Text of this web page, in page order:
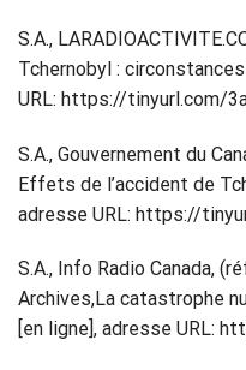
S.A.,
Tchernobyl :
URL: https://tinyurl.com/
S.A., Gouvernement du
Effets de l’accident de
adresse URL: https://
S.A., Info Radio Canada,
Archives,La catastrophe
[en ligne], adresse URL: